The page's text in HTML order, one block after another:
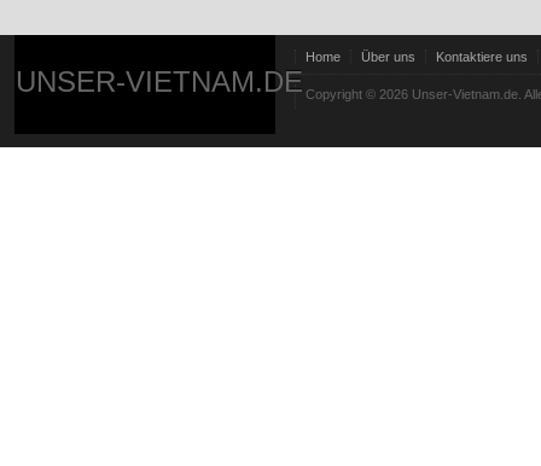
UNSER-VIETNAM.DE
Home Über uns Kontaktiere uns
Copyright © 2026 Unser-Vietnam.de.